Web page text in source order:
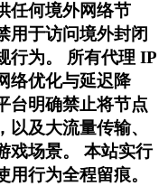
任何境外网络节
用于访问境外封闭
行为。 所有代理 IP
络优化与延迟降
台明确禁止将节点
及大流量传输、
戏场景。 本站实行
行为全程留痕。